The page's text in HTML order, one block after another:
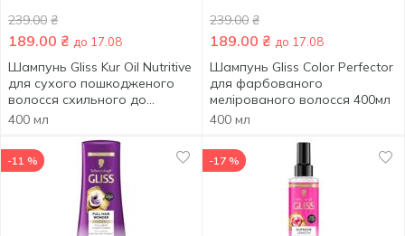
239.00 ₴
189.00 ₴ до 17.08
Шампунь Gliss Kur Oil Nutritive
для сухого пошкодженого
волосся схильного до
посічених кінчиків 400мл
400 мл
239.00 ₴
189.00 ₴ до 17.08
Шампунь Gliss Color Perfector
для фарбованого
мелірованого волосся 400мл
400 мл
-11 % -17 %